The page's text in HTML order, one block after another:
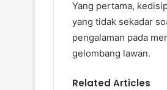
Yang pertama,
yang tidak sekadar
pengalaman pada
gelombang lawan.
Related Articles